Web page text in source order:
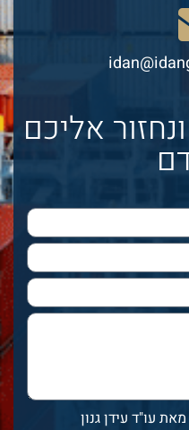
אליכם
עו"ד עידן גנון